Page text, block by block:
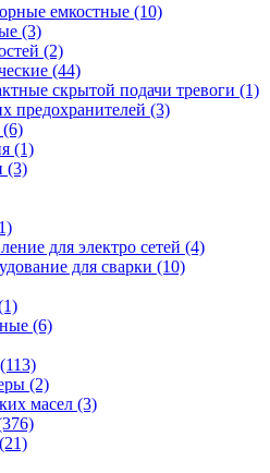
емкостные (10)
(3)
(2)
(44)
скрытой подачи тревоги (1)
предохранителей (3)
(6)
(1)
(3)
для электро сетей (4)
для сварки (10)
(6)
(2)
масел (3)